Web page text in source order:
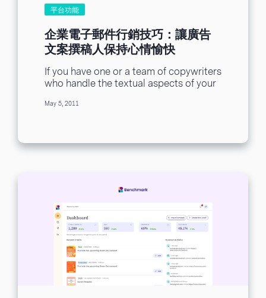
平台功能
企業電子郵件行銷技巧：讓廣告
文案撰稿人保持心情愉快
If you have one or a team of copywriters
who handle the textual aspects of your
understand...
May 5, 2011